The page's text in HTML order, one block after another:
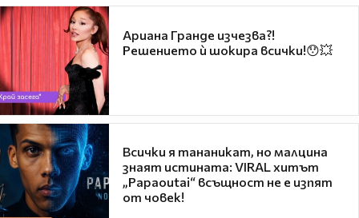
Ариана Гранде изчезва?!
Решението ѝ шокира всички!😯💥
Всички я тананикат, но малцина
знаят истината: VIRAL хитът
„Papaoutai“ всъщност не е изпят
от човек!